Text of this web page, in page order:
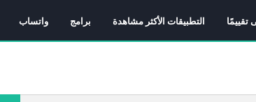
تقييمًا التطبيقات الأكثر مشاهدة برامج واتساب